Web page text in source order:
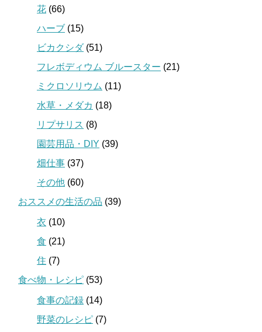
花 (66)
ハーブ (15)
ビカクシダ(51)
フレボディウム ブルースター (21)
ミクロソリウム (11)
水草・メダカ (18)
リプサリス (8)
園芸用品・DIY (39)
畑仕事 (37)
その他 (60)
おススメの生活の品 (39)
衣 (10)
食 (21)
住 (7)
食べ物・レシピ (53)
食事の記録 (14)
野菜のレシピ (7)